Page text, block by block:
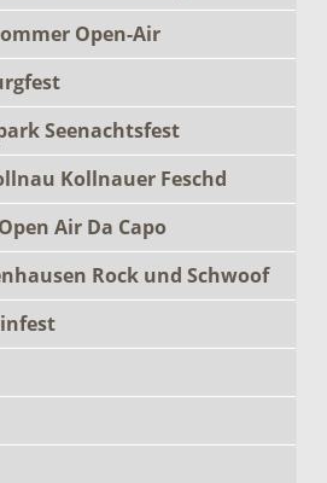
Open-Air
Seenachtsfest
Kollnauer Feschd
Air Da Capo
Rock und Schwoof